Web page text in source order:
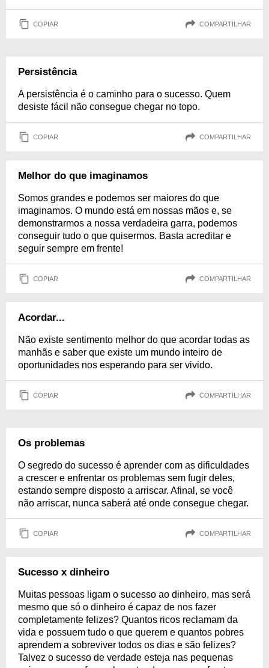
COPIAR COMPARTILHAR
Persistência
A persistência é o caminho para o sucesso. Quem
desiste fácil não consegue chegar no topo.
COPIAR COMPARTILHAR
Melhor do que imaginamos
Somos grandes e podemos ser maiores do que
imaginamos. O mundo está em nossas mãos e, se
demonstrarmos a nossa verdadeira garra, podemos
conseguir tudo o que quisermos. Basta acreditar e
seguir sempre em frente!
COPIAR COMPARTILHAR
Acordar...
Não existe sentimento melhor do que acordar todas as
manhãs e saber que existe um mundo inteiro de
oportunidades nos esperando para ser vivido.
COPIAR COMPARTILHAR
Os problemas
O segredo do sucesso é aprender com as dificuldades
a crescer e enfrentar os problemas sem fugir deles,
estando sempre disposto a arriscar. Afinal, se você
não arriscar, nunca saberá até onde consegue chegar.
COPIAR COMPARTILHAR
Sucesso x dinheiro
Muitas pessoas ligam o sucesso ao dinheiro, mas será
mesmo que só o dinheiro é capaz de nos fazer
completamente felizes? Quantos ricos reclamam da
vida e possuem tudo o que querem e quantos pobres
aprendem a sobreviver todos os dias e são felizes?
Talvez o sucesso de verdade esteja nas pequenas